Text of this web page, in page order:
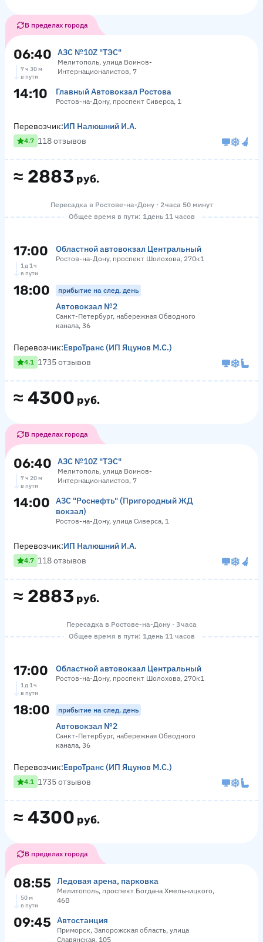
В пределах города
06:40 АЗС №10Z "ТЭС"
Мелитополь, улица Воинов-
Интернационалистов, 7
7 ч 30 м
в пути
14:10 Главный Автовокзал Ростова
Ростов-на-Дону, проспект Сиверса, 1
≈ 2883 руб.
Перевозчик:ИП Налюшний И.А.
4.7 118 отзывов
Пересадка в Ростове-на-Дону · 2 часа 50 минут
Общее время в пути: 1 день 11 часов
17:00 Областной автовокзал Центральный
Ростов-на-Дону, проспект Шолохова, 270к1
1 д 1 ч
в пути
18:00 прибытие на след. день
Автовокзал №2
Санкт-Петербург, набережная Обводного
канала, 36
≈ 4300 руб.
Перевозчик:ЕвроТранс (ИП Яцунов М.С.)
4.1 1735 отзывов
В пределах города
06:40 АЗС №10Z "ТЭС"
Мелитополь, улица Воинов-
Интернационалистов, 7
7 ч 20 м
в пути
14:00
АЗС "Роснефть" (Пригородный ЖД
вокзал)
Ростов-на-Дону, улица Сиверса, 1
≈ 2883 руб.
Перевозчик:ИП Налюшний И.А.
4.7 118 отзывов
Пересадка в Ростове-на-Дону · 3 часа
Общее время в пути: 1 день 11 часов
17:00 Областной автовокзал Центральный
Ростов-на-Дону, проспект Шолохова, 270к1
1 д 1 ч
в пути
18:00 прибытие на след. день
Автовокзал №2
Санкт-Петербург, набережная Обводного
канала, 36
≈ 4300 руб.
Перевозчик:ЕвроТранс (ИП Яцунов М.С.)
4.1 1735 отзывов
В пределах города
08:55 Ледовая арена, парковка
Мелитополь, проспект Богдана Хмельницкого,
46В
50 м
в пути
09:45 Автостанция
Приморск, Запорожская область, улица
Славянская, 105